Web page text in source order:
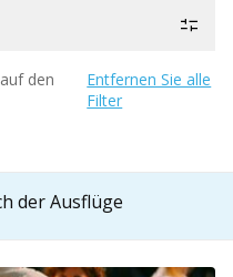
den
Entfernen Sie alle
Filter
der Ausflüge